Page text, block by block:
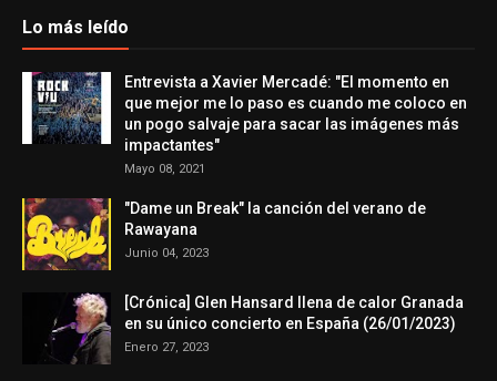
Lo más leído
Entrevista a Xavier Mercadé: "El momento en
que mejor me lo paso es cuando me coloco en
un pogo salvaje para sacar las imágenes más
impactantes"
Mayo 08, 2021
"Dame un Break" la canción del verano de
Rawayana
Junio 04, 2023
[Crónica] Glen Hansard llena de calor Granada
en su único concierto en España (26/01/2023)
Enero 27, 2023